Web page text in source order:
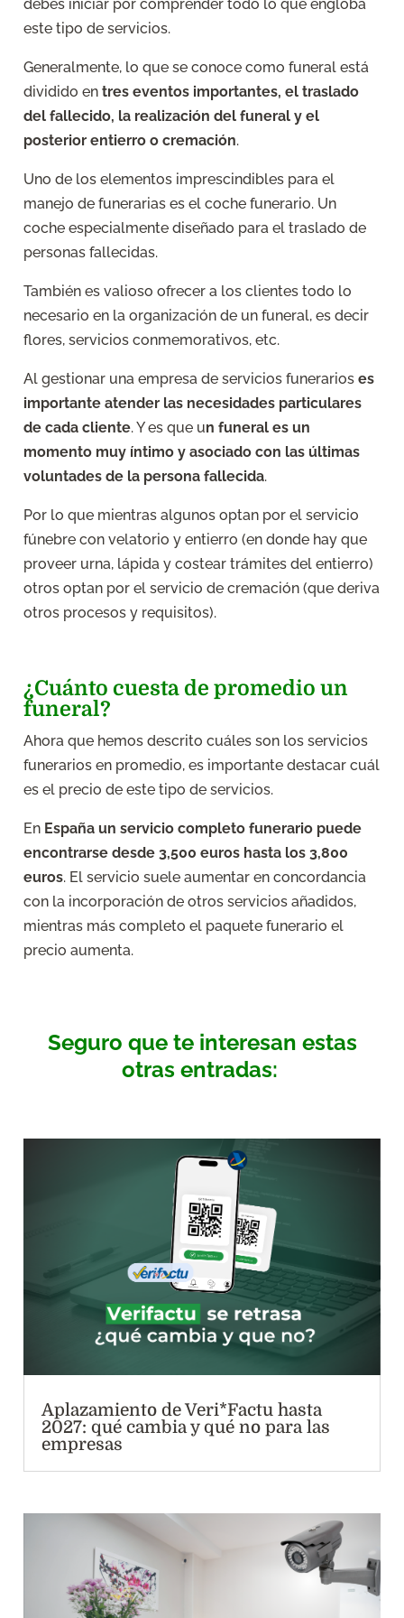
debes iniciar por comprender todo lo que engloba
este tipo de servicios.
Generalmente, lo que se conoce como funeral está
dividido en tres eventos importantes, el traslado
del fallecido, la realización del funeral y el
posterior entierro o cremación.
Uno de los elementos imprescindibles para el
manejo de funerarias es el coche funerario. Un
coche especialmente diseñado para el traslado de
personas fallecidas.
También es valioso ofrecer a los clientes todo lo
necesario en la organización de un funeral, es decir
flores, servicios conmemorativos, etc.
Al gestionar una empresa de servicios funerarioses
importante atender las necesidades particulares
de cada cliente. Y es que un funeral es un
momento muy íntimo y asociado con las últimas
voluntades de la persona fallecida.
Por lo que mientras algunos optan por el servicio
fúnebre con velatorio y entierro (en donde hay que
proveer urna, lápida y costear trámites del entierro)
otros optan por el servicio de cremación (que deriva
otros procesos y requisitos).
¿Cuánto cuesta de promedio un
funeral?
Ahora que hemos descrito cuáles son los servicios
funerarios en promedio, es importante destacar cuál
es el precio de este tipo de servicios.
En España un servicio completo funerario puede
encontrarse desde 3,500 euros hasta los 3,800
euros. El servicio suele aumentar en concordancia
con la incorporación de otros servicios añadidos,
mientras más completo el paquete funerario el
precio aumenta.
Seguro que te interesan estas
otras entradas:
Aplazamiento de Veri*Factu hasta
2027: qué cambia y qué no para las
empresas
Otras noticias interesantes:
El 35% de las pymes españolas va a invertir en IA
este año. ¿Alguien ha pensado en cómo?